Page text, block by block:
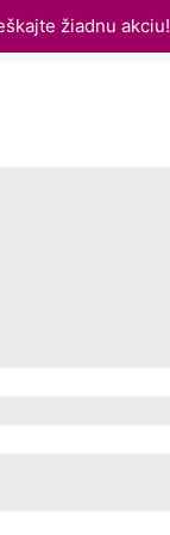
žiadnu akciu!